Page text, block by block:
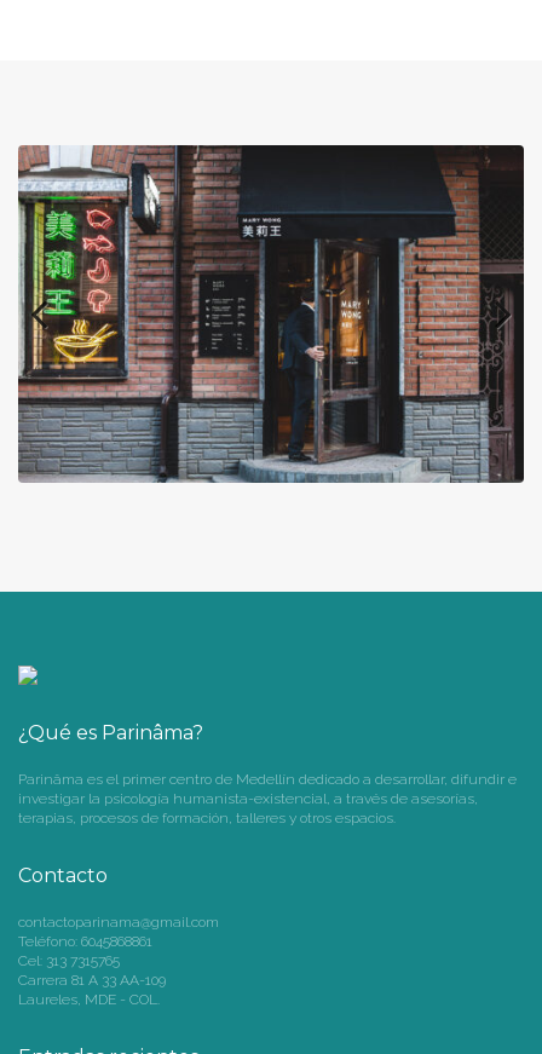
Previous Next
¿Qué es Parinâma?
Parinâma es el primer centro de Medellín dedicado a desarrollar, difundir e
investigar la psicología humanista-existencial, a través de asesorías,
terapias, procesos de formación, talleres y otros espacios.
Contacto
contactoparinama@gmail.com
Teléfono: 6045868861
Cel: 313 7315765
Carrera 81 A 33 AA-109
Laureles, MDE - COL.